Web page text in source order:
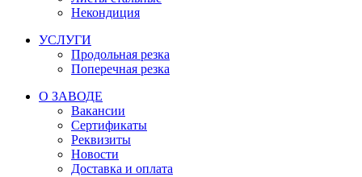
Некондиция
УСЛУГИ
Продольная резка
Поперечная резка
О ЗАВОДЕ
Вакансии
Сертификаты
Реквизиты
Новости
Доставка и оплата